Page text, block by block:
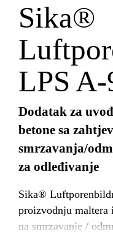
Sika®
LPS
Dodatak za
betone sa
smrzavanja/
za odleđivanje
Sika®
proizvodnju maltera
na smrzavanje /